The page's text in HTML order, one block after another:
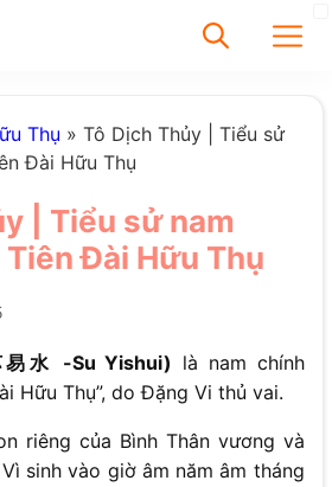
Chưa có bài viết
được tìm thấy
Thụ » Tô Dịch Thủy | Tiểu sử
Đài Hữu Thụ
| Tiểu sử nam
Đài Hữu Thụ
水 -Su Yishui) là nam chính
Hữu Thụ”, do Đặng Vi thủ vai.
riêng của Bình Thân vương và
sinh vào giờ âm năm âm tháng